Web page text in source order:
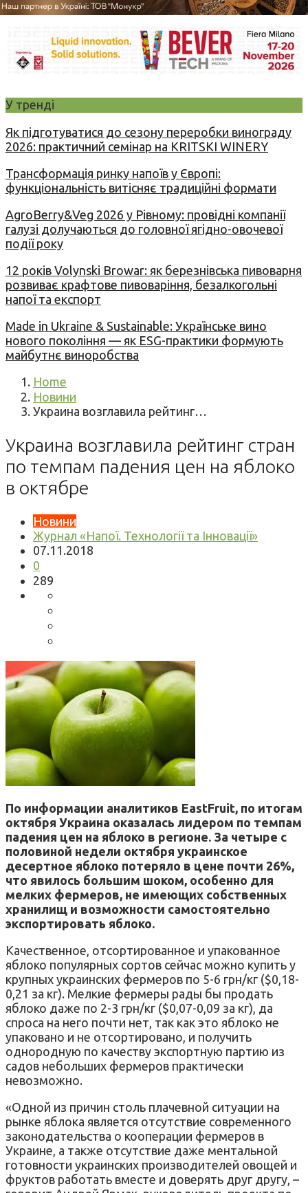
У тренді
Як підготуватися до сезону переробки винограду
2026: практичний семінар на KRITSKI WINERY
Трансформація ринку напоїв у Європі:
функціональність витісняє традиційні формати
AgroBerry&Veg 2026 у Рівному: провідні компанії
галузі долучаються до головної ягідно-овочевої
події року
12 років Volynski Browar: як березнівська пивоварня
розвиває крафтове пивоваріння, безалкогольні
напої та експорт
Made in Ukraine & Sustainable: Українське вино
нового покоління — як ESG-практики формують
майбутнє виноробства
Home
Новини
Украина возглавила рейтинг…
Украина возглавила рейтинг стран
по темпам падения цен на яблоко
в октябре
Новини
Журнал «Напої. Технології та Інновації»
07.11.2018
0
289
По информации аналитиков EastFruit, по итогам
октября Украина оказалась лидером по темпам
падения цен на яблоко в регионе. За четыре с
половиной недели октября украинское
десертное яблоко потеряло в цене почти 26%,
что явилось большим шоком, особенно для
мелких фермеров, не имеющих собственных
хранилищ и возможности самостоятельно
экспортировать яблоко.
Качественное, отсортированное и упакованное
яблоко популярных сортов сейчас можно купить у
крупных украинских фермеров по 5-6 грн/кг ($0,18-
0,21 за кг). Мелкие фермеры рады бы продать
яблоко даже по 2-3 грн/кг ($0,07-0,09 за кг), да
спроса на него почти нет, так как это яблоко не
упаковано и не отсортировано, и получить
однородную по качеству экспортную партию из
садов небольших фермеров практически
невозможно.
«Одной из причин столь плачевной ситуации на
рынке яблока является отсутствие современного
законодательства о кооперации фермеров в
Украине, а также отсутствие даже ментальной
готовности украинских производителей овощей и
фруктов работать вместе и доверять друг другу, –